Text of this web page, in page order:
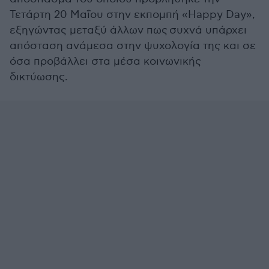
Τετάρτη 20 Μαΐου στην εκπομπή «Happy Day»,
εξηγώντας μεταξύ άλλων πως συχνά υπάρχει
απόσταση ανάμεσα στην ψυχολογία της και σε
όσα προβάλλει στα μέσα κοινωνικής
δικτύωσης.